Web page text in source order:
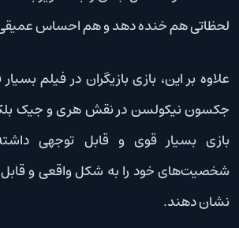
لحظاتی هم خنده دهد و هم احساس عمیقی
علاوه بر این، بازی بازیگران در فیلم
جکسون نیکولسن در نقش هری و جیک
بازی بسیار قوی و قابل توجهی
شخصیت‌های خود را به شکل واقعی و قابل
نشان دهند.